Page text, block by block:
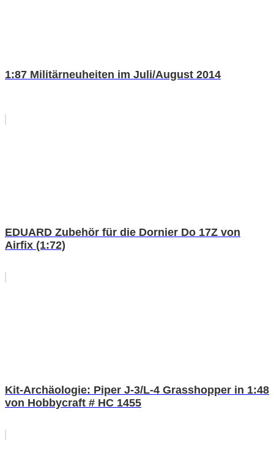
1:87 Militärneuheiten im Juli/August 2014
EDUARD Zubehör für die Dornier Do 17Z von
Airfix (1:72)
Kit-Archäologie: Piper J-3/L-4 Grasshopper in 1:48
von Hobbycraft # HC 1455